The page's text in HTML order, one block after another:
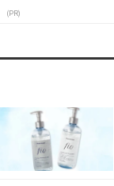
(PR)